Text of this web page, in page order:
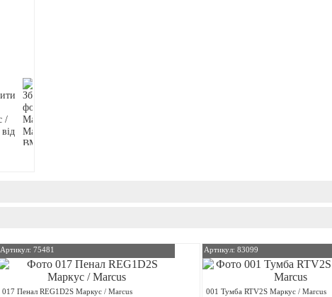
Артикул: 75481
017 Пенал REG1D2S Маркус / Marcus
Артикул: 83099
001 Тумба RTV2S Маркус / Marcus